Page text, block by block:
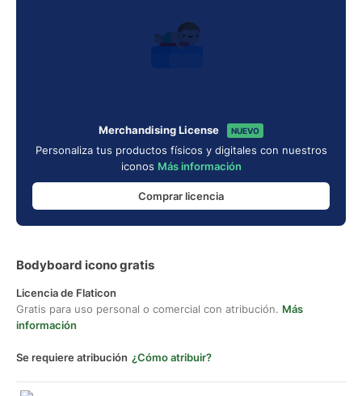
Merchandising License NUEVO
Personaliza tus productos físicos y digitales con nuestros
iconos Más información
Comprar licencia
Bodyboard icono gratis
Licencia de Flaticon
Gratis para uso personal o comercial con atribución. Más
información
Se requiere atribución ¿Cómo atribuir?